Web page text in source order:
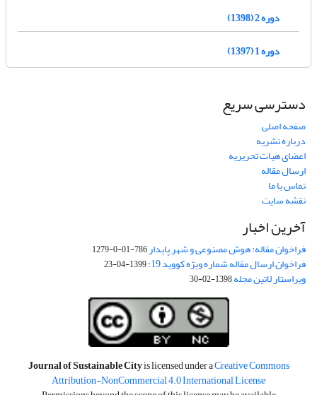
دوره 2 (1398)
دوره 1 (1397)
دسترسی سریع
صفحه اصلی
درباره نشریه
اعضای هیات تحریریه
ارسال مقاله
تماس با ما
نقشه سایت
آخرین اخبار
فراخوان مقاله: هوش مصنوعی و شهر پایدار786-01-0-1279
فراخوان ارسال مقاله شماره ویژه کووید 19: 1399-04-23
ویراستار لاتین مجله1398-02-30
Journal of Sustainable Cityis licensed under aCreative Commons
Attribution-NonCommercial 4.0 International License